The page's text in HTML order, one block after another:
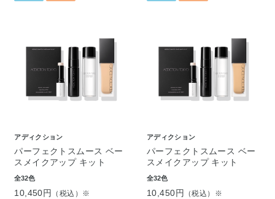
アディクション
パーフェクトスムース ベー
スメイクアップ キット
全32色
10,450円 （税込）※
アディクション
パーフェクトスムース ベー
スメイクアップ キット
全32色
10,450円 （税込）※